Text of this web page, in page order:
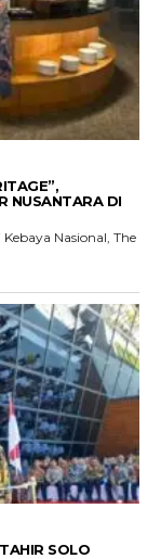
NUSANTARA DI
Nasional, The
SOLO